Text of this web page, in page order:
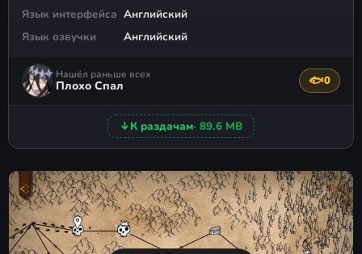
Язык интерфейса Английский
Язык озвучки
Английский
Нашёл раньше всех
Плохо Спал 🐟0
↓К раздачам· 89.6 MB